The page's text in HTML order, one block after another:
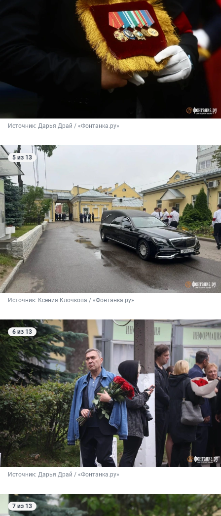
Источник: Дарья Драй / «Фонтанка.ру»
5 из 13
Источник: Ксения Клочкова / «Фонтанка.ру»
6 из 13
Источник: Дарья Драй / «Фонтанка.ру»
7 из 13